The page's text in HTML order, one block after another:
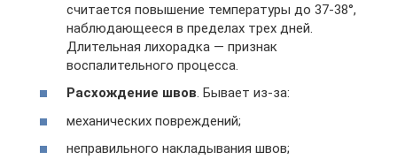
считается повышение температуры до 37-38°,
наблюдающееся в пределах трех дней.
Длительная лихорадка — признак
воспалительного процесса.
Расхождение швов. Бывает из-за:
механических повреждений;
неправильного накладывания швов;